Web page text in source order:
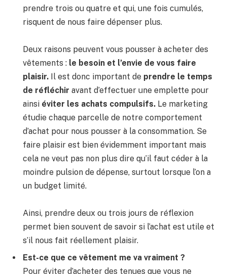
prendre trois ou quatre et qui, une fois cumulés,
risquent de nous faire dépenser plus.
Deux raisons peuvent vous pousser à acheter des
vêtements : le besoin et l’envie de vous faire
plaisir. Il est donc important de prendre le temps
de réfléchir avant d’effectuer une emplette pour
ainsi éviter les achats compulsifs. Le marketing
étudie chaque parcelle de notre comportement
d’achat pour nous pousser à la consommation. Se
faire plaisir est bien évidemment important mais
cela ne veut pas non plus dire qu’il faut céder à la
moindre pulsion de dépense, surtout lorsque l’on a
un budget limité.
Ainsi, prendre deux ou trois jours de réflexion
permet bien souvent de savoir si l’achat est utile et
s’il nous fait réellement plaisir.
Est-ce que ce vêtement me va vraiment ?
Pour éviter d’acheter des tenues que vous ne